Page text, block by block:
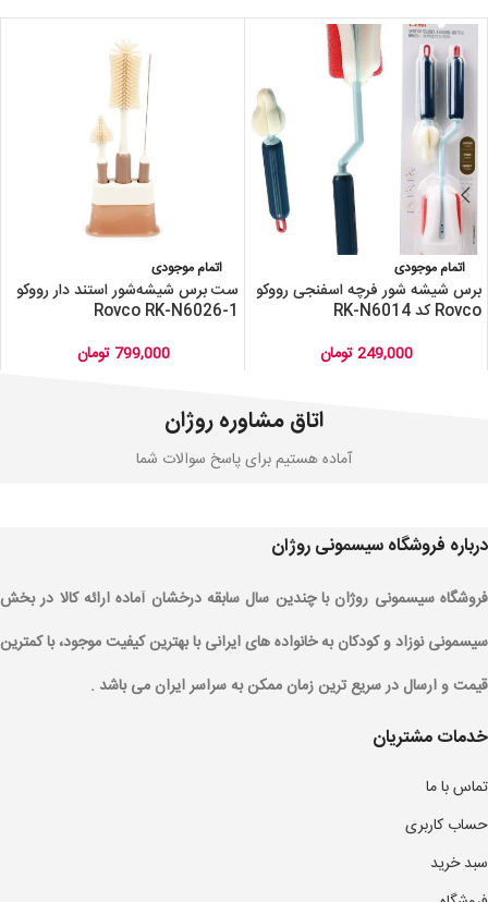
اتمام موجودی
برس شیشه شور فرچه اسفنجی رووکو
Rovco کد RK-N6014
249,000تومان
اتمام موجودی
ست برس شیشه‌شور استند دار رووکو
Rovco RK-N6026-1
799,000تومان
اتاق مشاوره روژان
آماده هستیم برای پاسخ سوالات شما
درباره فروشگاه سیسمونی روژان
فروشگاه سیسمونی روژان با چندین سال سابقه درخشان آماده ارائه کالا در بخش
سیسمونی نوزاد و کودکان به خانواده های ایرانی با بهترین کیفیت موجود، با کمترین
قیمت و ارسال در سریع ترین زمان ممکن به سراسر ایران می باشد .
خدمات مشتریان
تماس با ما
حساب کاربری
سبد خرید